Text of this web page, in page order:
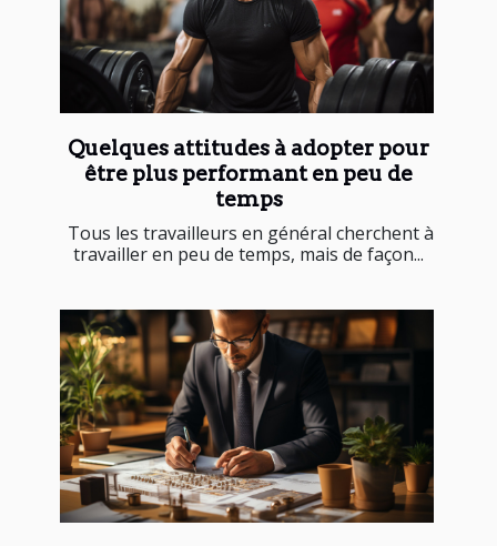
Quelques attitudes à adopter pour
être plus performant en peu de
temps
Tous les travailleurs en général cherchent à
travailler en peu de temps, mais de façon...